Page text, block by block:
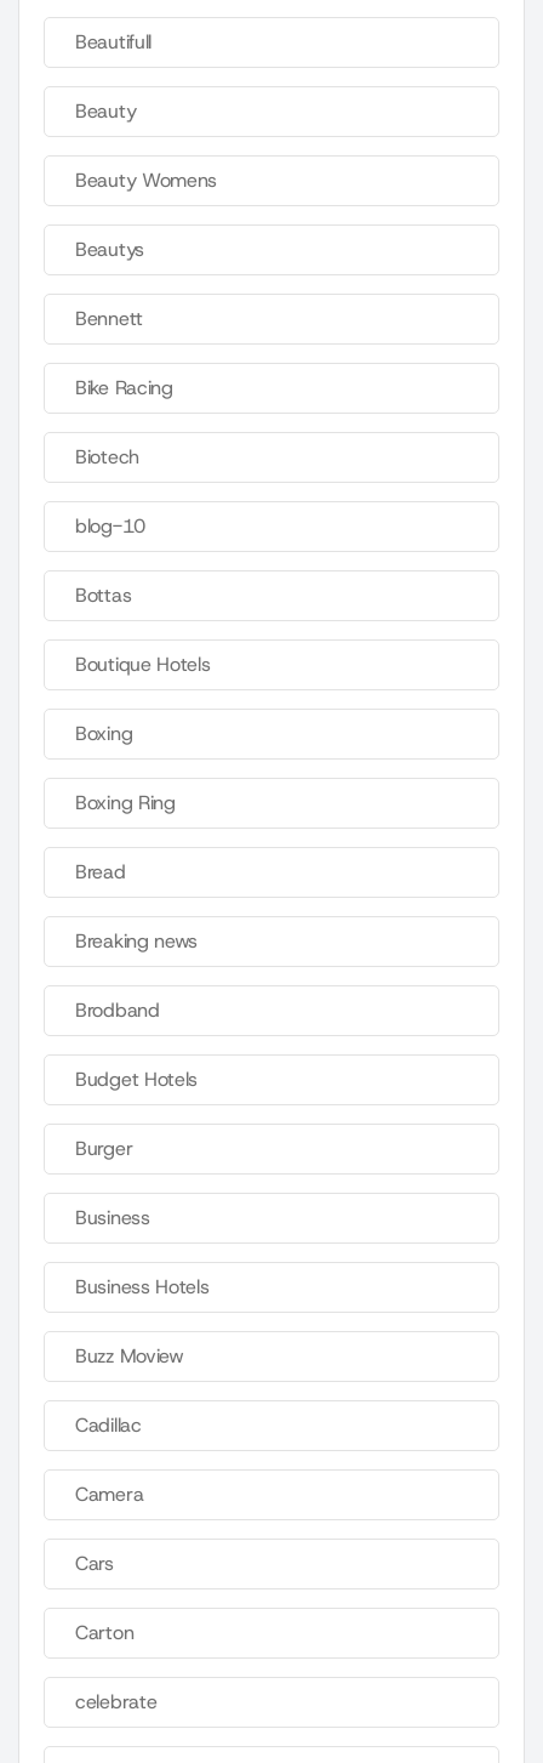
Beautifull
Beauty
Beauty Womens
Beautys
Bennett
Bike Racing
Biotech
blog-10
Bottas
Boutique Hotels
Boxing
Boxing Ring
Bread
Breaking news
Brodband
Budget Hotels
Burger
Business
Business Hotels
Buzz Moview
Cadillac
Camera
Cars
Carton
celebrate